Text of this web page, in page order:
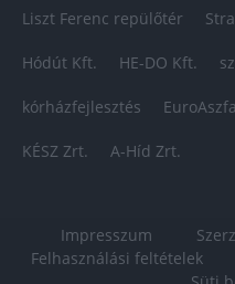
Liszt Ferenc repülőtér
Hódút Kft. HE-DO Kft.
kórházfejlesztés
KÉSZ Zrt. A-Híd Zrt.
Impresszum
Felhasználási feltételek